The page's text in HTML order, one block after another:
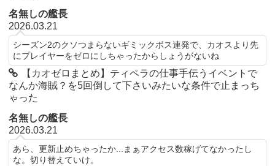
名無しの艦長
2026.03.21
シーズン2のクソつまらないギミックボス連発で、カオスより先
にプレイヤーをゼロにしちゃったからしょうがないね
【カオゼロまとめ】ティペラの仕事手伝うイベントで
なんか海賊？を5回倒して下さいみたいな条件で止まっち
ゃった
名無しの艦長
2026.03.21
あら、更新止めちゃったか...まぁアクセス数稼げてなかったし
な。切り替えていけ。